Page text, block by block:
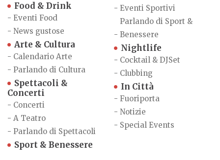
Food & Drink
- Eventi Food
- News gustose
Arte & Cultura
- Calendario Arte
- Parlando di Cultura
Spettacoli &
Concerti
- Concerti
- A Teatro
- Parlando di Spettacoli
Sport & Benessere
- Eventi Sportivi
-
Parlando di Sport &
Benessere
Nightlife
- Cocktail & DJSet
- Clubbing
In Città
- Fuoriporta
- Notizie
- Special Events